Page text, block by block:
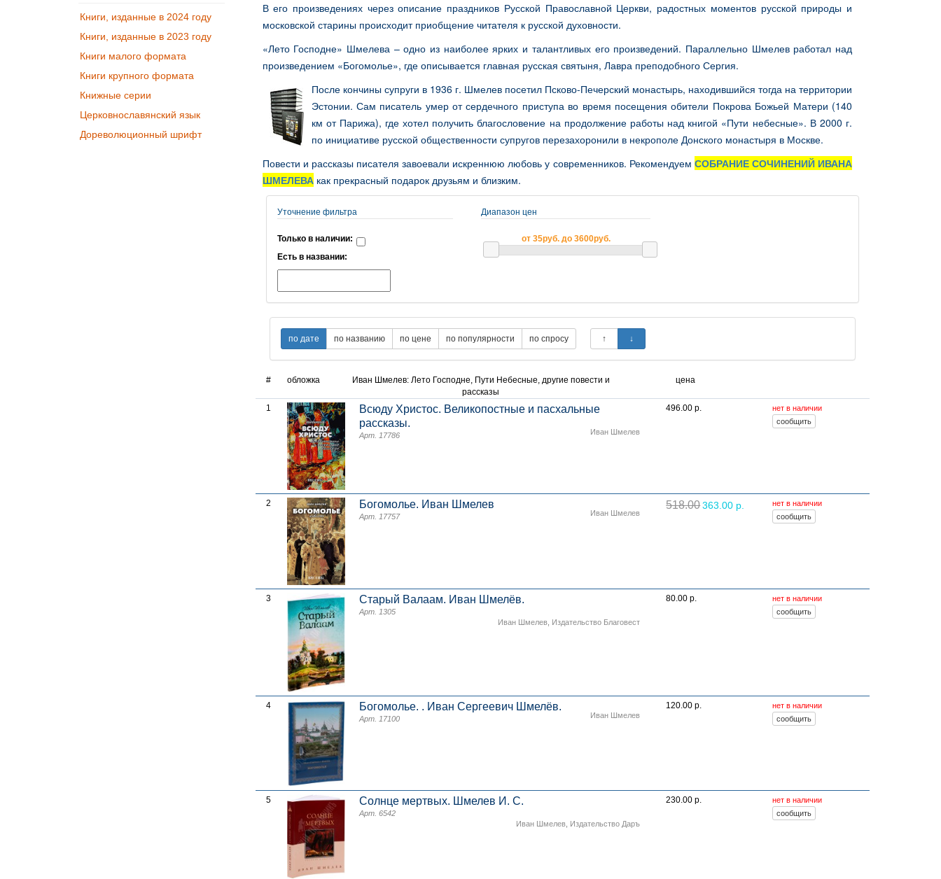
Книги, изданные в 2024 году
Книги, изданные в 2023 году
Книги малого формата
Книги крупного формата
Книжные серии
Церковнославянский язык
Дореволюционный шрифт
В его произведениях через описание праздников Русской Православной Церкви, радостных моментов русской природы и
московской старины происходит приобщение читателя к русской духовности.
«Лето Господне» Шмелева – одно из наиболее ярких и талантливых его произведений. Параллельно Шмелев работал над
произведением «Богомолье», где описывается главная русская святыня, Лавра преподобного Сергия.
После кончины супруги в 1936 г. Шмелев посетил Псково-Печерский монастырь, находившийся тогда на территории
Эстонии. Сам писатель умер от сердечного приступа во время посещения обители Покрова Божьей Матери (140
км от Парижа), где хотел получить благословение на продолжение работы над книгой «Пути небесные». В 2000 г.
по инициативе русской общественности супругов перезахоронили в некрополе Донского монастыря в Москве.
Повести и рассказы писателя завоевали искреннюю любовь у современников. Рекомендуем СОБРАНИЕ СОЧИНЕНИЙ ИВАНА
ШМЕЛЕВАкак прекрасный подарок друзьям и близким.
Уточнение фильтра
Только в наличии:
Есть в названии:
Диапазон цен
от 35руб. до 3600руб.
# обложка
Иван Шмелев: Лето Господне, Пути Небесные, другие повести и
рассказы
цена
1
Всюду Христос. Великопостные и пасхальные
рассказы.
Иван Шмелев
Арт. 17786
496.00 р. нет в наличии
2 Богомолье. Иван Шмелев
Иван Шмелев
Арт. 17757
518.00363.00 р. нет в наличии
3 Старый Валаам. Иван Шмелёв.
Иван Шмелев Издательство Благовест
Арт. 1305
80.00 р. нет в наличии
4 Богомолье. . Иван Сергеевич Шмелёв.
Иван Шмелев
Арт. 17100
120.00 р. нет в наличии
5 Солнце мертвых. Шмелев И. С.
Иван Шмелев Издательство Даръ
Арт. 6542
230.00 р. нет в наличии